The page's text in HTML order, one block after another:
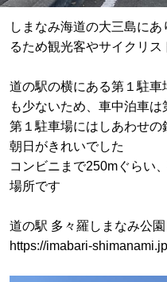
しまなみ海道の大三島に
るため観光客やサイクリ
道の駅の横にある第１駐車
も少ないため、車中泊車
第１駐車場にはしあわせ
朝日がきれいでした
コンビニまで250mぐらい
場所です
道の駅 多々羅しまなみ公園
https://imabari-